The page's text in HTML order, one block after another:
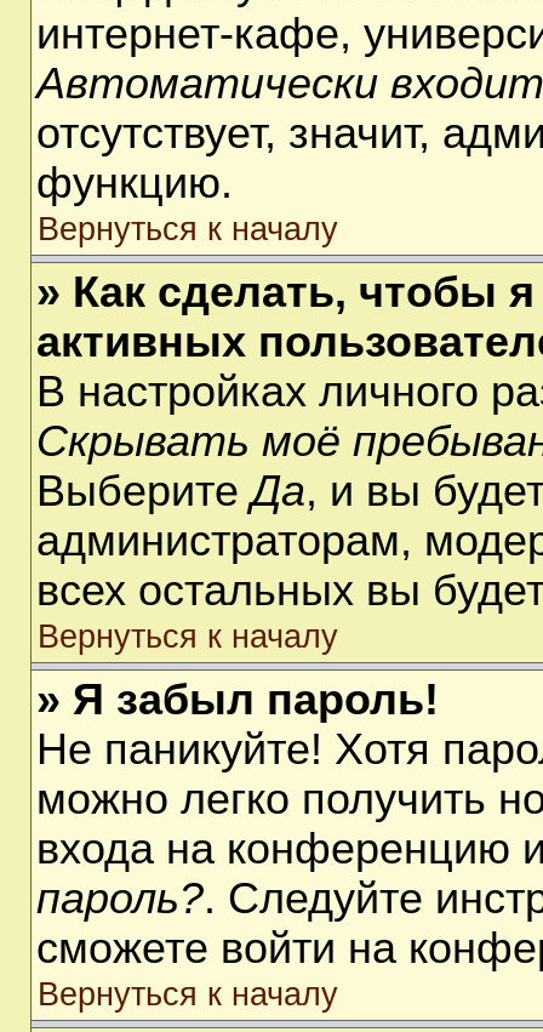
интернет-кафе,
Автоматически
отсутствует, значит,
функцию.
Вернуться к началу
» Как сделать, чтобы
активных
В настройках личного
Скрывать моё
ВыберитеДа, и вы
администраторам,
всех остальных вы
Вернуться к началу
» Я забыл пароль!
Не паникуйте! Хотя
можно легко получить
входа на конференцию
пароль?. Следуйте
сможете войти на
Вернуться к началу